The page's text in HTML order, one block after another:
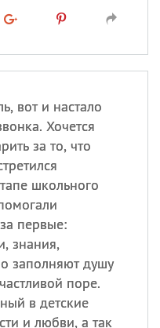
вот и настало
Хочется
за то, что
школьного
первые:
знания,
заполняют душу
поре.
в детские
и любви, а так